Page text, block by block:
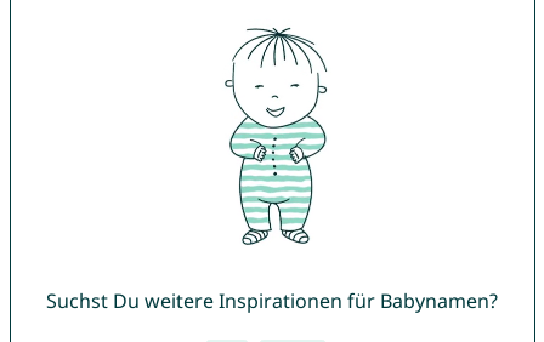
Suchst Du weitere Inspirationen für Babynamen?